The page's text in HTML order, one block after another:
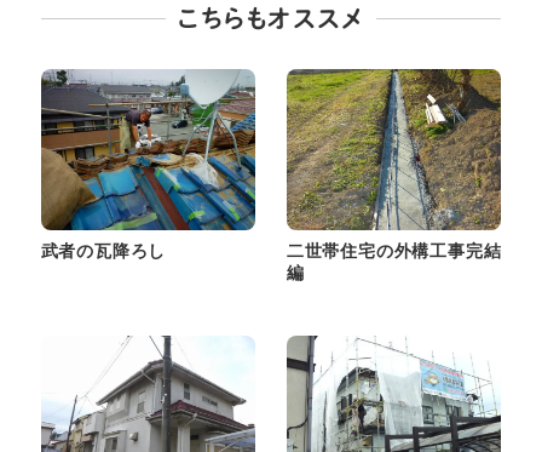
こちらもオススメ
武者の瓦降ろし
二世帯住宅の外構工事完結
編